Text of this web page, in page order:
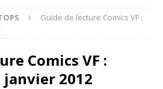
Guide de lecture Comics VF :
Comics VF :
janvier 2012